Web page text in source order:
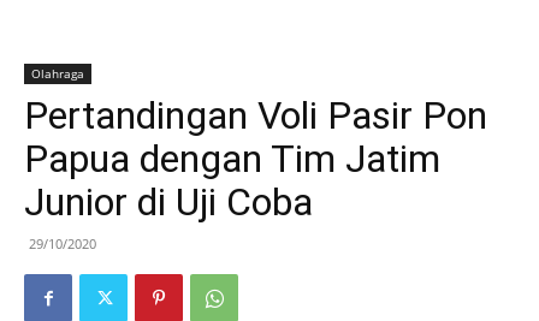
Olahraga
Pertandingan Voli Pasir Pon
Papua dengan Tim Jatim
Junior di Uji Coba
29/10/2020